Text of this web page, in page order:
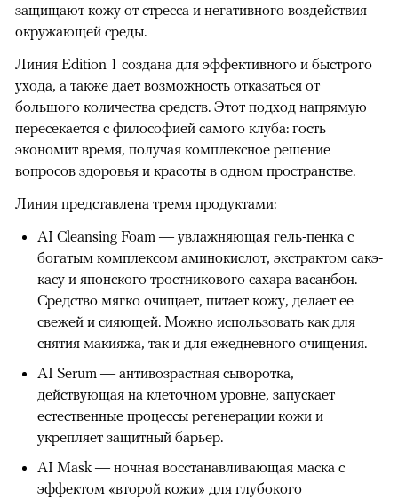
защищают кожу от стресса и негативного воздействия
окружающей среды.
Линия Edition 1 создана для эффективного и быстрого
ухода, а также дает возможность отказаться от
большого количества средств. Этот подход напрямую
пересекается с философией самого клуба: гость
экономит время, получая комплексное решение
вопросов здоровья и красоты в одном пространстве.
Линия представлена тремя продуктами:
AI Cleansing Foam — увлажняющая гель-пенка с
богатым комплексом аминокислот, экстрактом сакэ-
касу и японского тростникового сахара васанбон.
Средство мягко очищает, питает кожу, делает ее
свежей и сияющей. Можно использовать как для
снятия макияжа, так и для ежедневного очищения.
AI Serum — антивозрастная сыворотка,
действующая на клеточном уровне, запускает
естественные процессы регенерации кожи и
укрепляет защитный барьер.
AI Mask — ночная восстанавливающая маска с
эффектом «второй кожи» для глубокого